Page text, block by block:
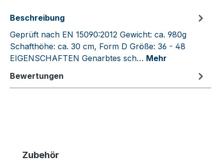
Beschreibung
Geprüft nach EN 15090:2012 Gewicht: ca. 980g
Schafthöhe: ca. 30 cm, Form D Größe: 36 - 48
EIGENSCHAFTEN Genarbtes sch… Mehr
Bewertungen
Produktgalerie überspringen
Zubehör